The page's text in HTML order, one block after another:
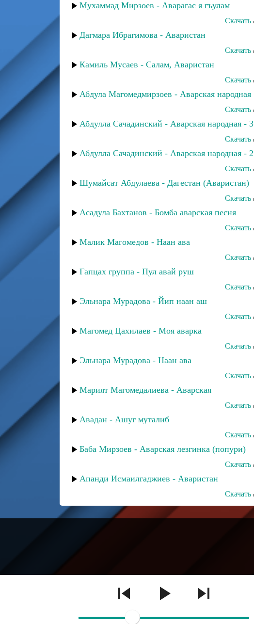
Мухаммад Мирзоев - Аварагас я гъулам
Скачать
Дагмара Ибрагимова - Аваристан
Скачать
Камиль Мусаев - Салам, Аваристан
Скачать
Абдула Магомедмирзоев - Аварская народная
Скачать
Абдулла Сачадинский - Аварская народная - 3
Скачать
Абдулла Сачадинский - Аварская народная - 2
Скачать
Шумайсат Абдулаева - Дагестан (Аваристан)
Скачать
Асадула Бахтанов - Бомба аварская песня
Скачать
Малик Магомедов - Наан ава
Скачать
Гапцах группа - Пул авай руш
Скачать
Эльнара Мурадова - Йип наан аш
Скачать
Магомед Цахилаев - Моя аварка
Скачать
Эльнара Мурадова - Наан ава
Скачать
Марият Магомедалиева - Аварская
Скачать
Авадан - Ашуг муталиб
Скачать
Баба Мирзоев - Аварская лезгинка (попури)
Скачать
Апанди Исмаилгаджиев - Аваристан
Скачать